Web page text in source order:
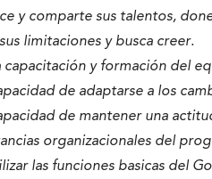
y comparte sus talentos,
limitaciones y busca creer.
capacitación y formación del
de adaptarse a los
de mantener una
organizacionales del
las funciones basicas del